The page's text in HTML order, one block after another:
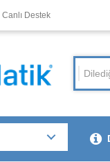
Canlı Destek